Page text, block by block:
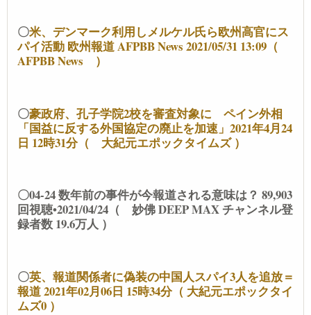
〇米、デンマーク利用しメルケル氏ら欧州高官にス
パイ活動 欧州報道 AFPBB News 2021/05/31 13:09（
AFPBB News ）
〇豪政府、孔子学院2校を審査対象に ペイン外相
「国益に反する外国協定の廃止を加速」2021年4月24
日 12時31分（ 大紀元エポックタイムズ ）
〇04-24 数年前の事件が今報道される意味は？ 89,903
回視聴•2021/04/24（ 妙佛 DEEP MAX チャンネル登
録者数 19.6万人 ）
〇英、報道関係者に偽装の中国人スパイ3人を追放＝
報道 2021年02月06日 15時34分（ 大紀元エポックタイ
ムズ0 ）